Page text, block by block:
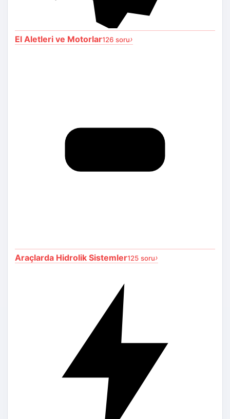
El Aletleri ve Motorlar126 soru›
Araçlarda Hidrolik Sistemler125 soru›